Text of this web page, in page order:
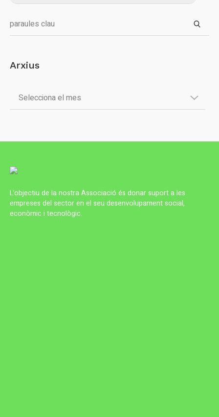
Arxius
L’objectiu de la nostra Associació és donar suport a les
empreses del sector en el seu desenvolupament social,
econòmic i tecnològic.